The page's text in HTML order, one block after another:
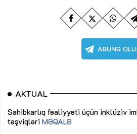
AKTUAL
Sahibkarlıq fəaliyyəti üçün inklüziv
təşviqləri MƏQALƏ